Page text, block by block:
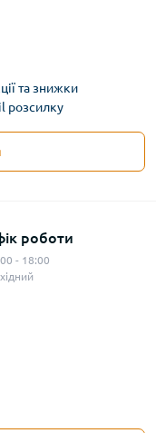
та знижки
розсилку
роботи
- 18:00